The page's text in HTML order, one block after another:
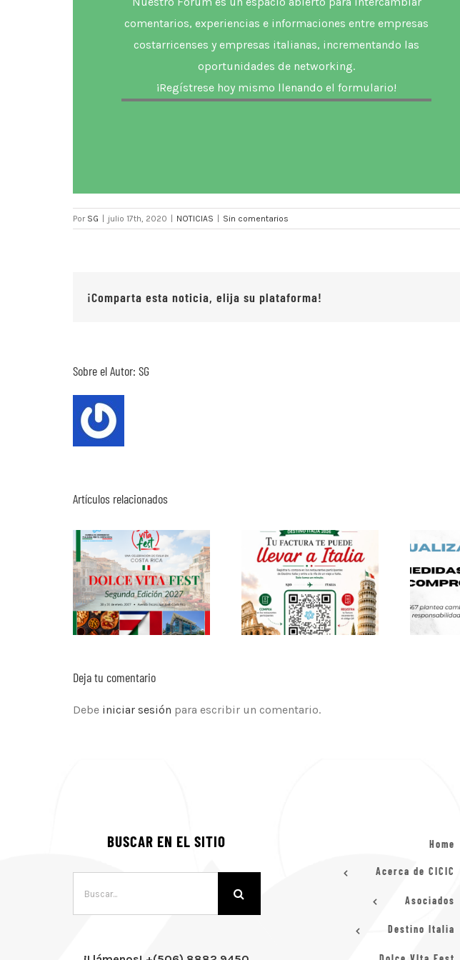
comentarios, experiencias e informaciones entre empresas
costarricenses y empresas italianas, incrementando las
oportunidades de networking.
¡Regístrese hoy mismo llenando el formulario!
Por SG | julio 17th, 2020 | NOTICIAS | Sin comentarios
¡Comparta esta noticia, elija su plataforma!
Sobre el Autor: SG
Artículos relacionados
Deja tu comentario
Debe iniciar sesión para escribir un comentario.
BUSCAR EN EL SITIO Home
Acerca de CICIC
Asociados
Destino Italia